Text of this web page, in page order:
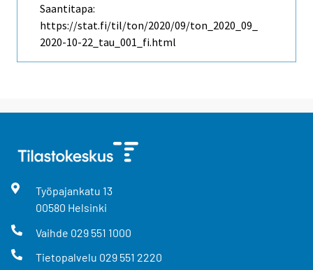
Saantitapa:
https://stat.fi/til/ton/2020/09/ton_2020_09_
2020-10-22_tau_001_fi.html
Työpajankatu 13
00580 Helsinki
Vaihde 029 551 1000
Tietopalvelu 029 551 2220